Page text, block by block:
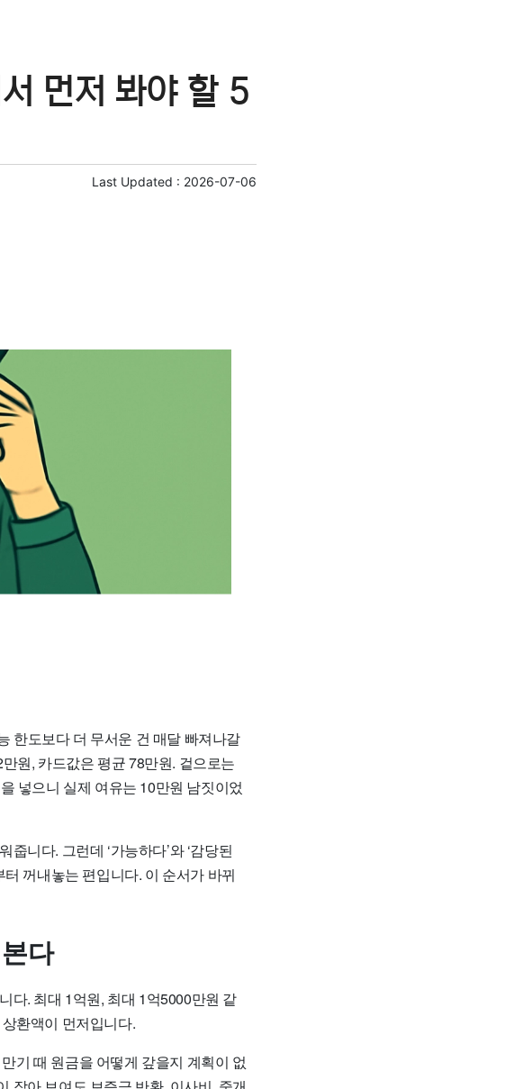
먼저 봐야 할 5
Last Updated : 2026-07-06
한도보다 더 무서운 건 매달 빠져나갈
원, 카드값은 평균 78만원. 겉으로는
넣으니 실제 여유는 10만원 남짓이었
니다. 그런데 ‘가능하다’와 ‘감당된
꺼내놓는 편입니다. 이 순서가 바뀌
다
다. 최대 1억원, 최대 1억5000만원 같
환액이 먼저입니다.
기 때 원금을 어떻게 갚을지 계획이 없